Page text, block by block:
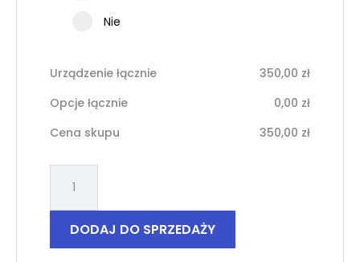
Nie
Urządzenie łącznie 350,00 zł
Opcje łącznie
0,00 zł
Cena skupu
350,00 zł
Samsung
Galaxy
FE
DODAJ DO SPRZEDAŻY